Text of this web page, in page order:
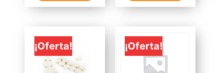
¡Oferta! ¡Oferta!